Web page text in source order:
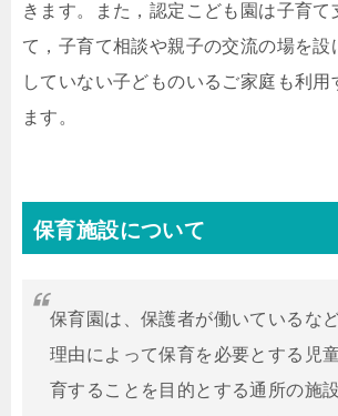
きます。また，認定こども園は子育て
て，子育て相談や親子の交流の場を設
していない子どものいるご家庭も利用
ます。
保育施設について
保育園は、保護者が働いているな
理由によって保育を必要とする児
育することを目的とする通所の施